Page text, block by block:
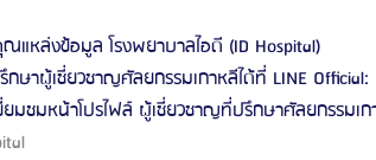
แหล่งข้อมูล โรงพยาบาลไอดี (ID Hospital)
กษาผู้เชี่ยวชาญศัลยกรรมเกาหลีได้ที่ LINE Official:
ยมชมหน้าโปรไฟล์ ผู้เชี่ยวชาญที่ปรึกษาศัลยกรรมเ